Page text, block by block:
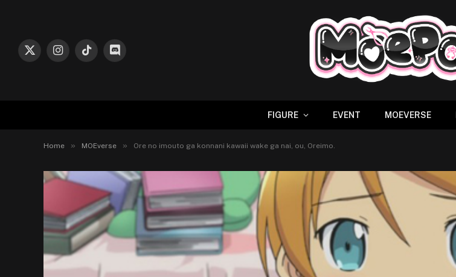
X
InstagramTikTokDiscord
FIGURE EVENT MOEVERSE
Home » MOEverse » Ore no imouto ga konnani kawaii wake ga nai, ou, Oreimo.